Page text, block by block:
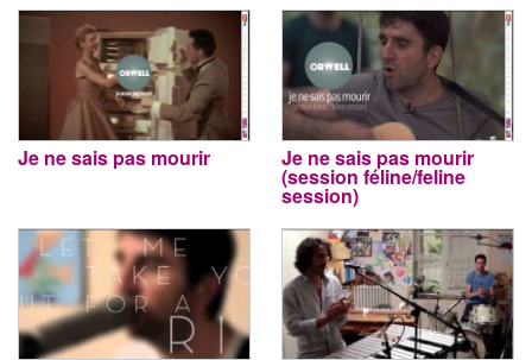
Je ne sais pas mourir Je ne sais pas mourir
(session féline/feline
session)